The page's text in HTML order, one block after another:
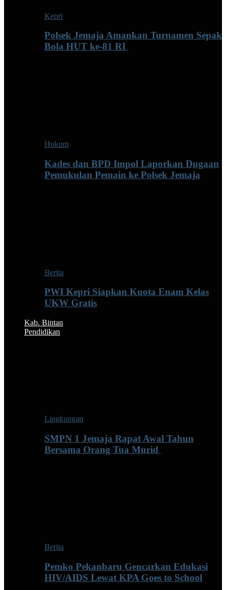
Kepri
Polsek Jemaja Amankan Turnamen Sepak
Bola HUT ke-81 RI ‎
Hukum
Kades dan BPD Impol Laporkan Dugaan
Pemukulan Pemain ke Polsek Jemaja
Berita
PWI Kepri Siapkan Kuota Enam Kelas
UKW Gratis
Kab. Bintan
Pendidikan
Lingkungan
SMPN 1 Jemaja Rapat Awal Tahun
Bersama Orang Tua Murid ‎
Berita
Pemko Pekanbaru Gencarkan Edukasi
HIV/AIDS Lewat KPA Goes to School